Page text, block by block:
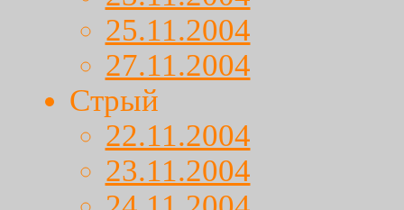
25.11.2004
27.11.2004
Стрый
22.11.2004
23.11.2004